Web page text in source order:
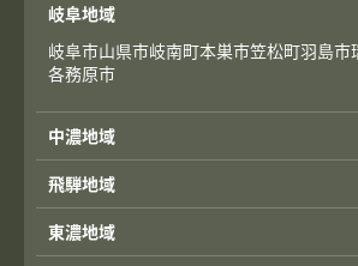
岐阜地域
岐阜市山県市岐南町本巣市笠松町羽島市
各務原市
中濃地域
飛騨地域
東濃地域